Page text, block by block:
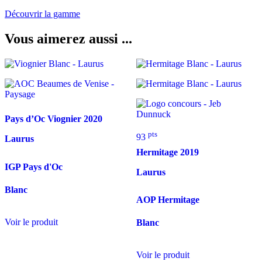
Découvrir la gamme
Vous aimerez aussi ...
Pays d’Oc Viognier 2020
Laurus
IGP Pays d'Oc
Blanc
Voir le produit
93 pts
Hermitage 2019
Laurus
AOP Hermitage
Blanc
Voir le produit